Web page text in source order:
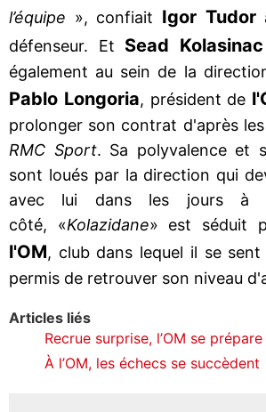
l’équipe », confiait Igor Tudor
défenseur. Et Sead Kolasinac
également au sein de la
Pablo Longoria, président de
prolonger son contrat d'après
RMC Sport. Sa polyvalence et
sont loués par la direction qui
avec lui dans les jours à
côté, «Kolazidane» est séduit
l'OM, club dans lequel il se
permis de retrouver son niveau
Articles liés
Recrue surprise, l’OM se
À l’OM, les échecs se succèdent